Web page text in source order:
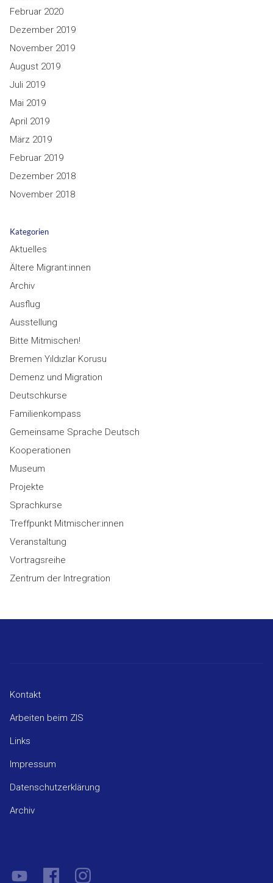
Februar 2020
Dezember 2019
November 2019
August 2019
Juli 2019
Mai 2019
April 2019
März 2019
Februar 2019
Dezember 2018
November 2018
Kategorien
Aktuelles
Ältere Migrant:innen
Archiv
Ausflug
Ausstellung
Bitte Mitmischen!
Bremen Yıldızlar Korusu
Demenz und Migration
Deutschkurse
Familienkompass
Gemeinsame Sprache Deutsch
Kooperationen
Museum
Projekte
Sprachkurse
Treffpunkt Mitmischer:innen
Veranstaltung
Vortragsreihe
Zentrum der Intregration
Kontakt
Arbeiten beim ZIS
Links
Impressum
Datenschutzerklärung
Archiv
YouTubeFacebookInstagram